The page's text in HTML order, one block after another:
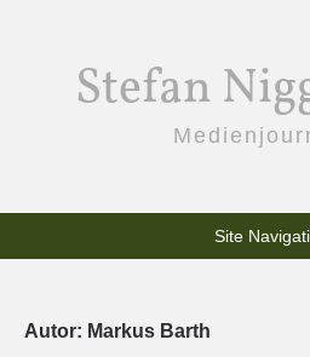
Stefan
Site
Autor: Markus Barth